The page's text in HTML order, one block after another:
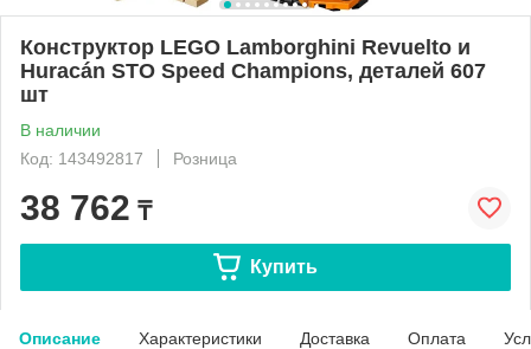
Конструктор LEGO Lamborghini Revuelto и
Huracán STO Speed Champions, деталей 607
шт
В наличии
Код: 143492817
Розница
38 762 ₸
Купить
Описание Характеристики Доставка Оплата